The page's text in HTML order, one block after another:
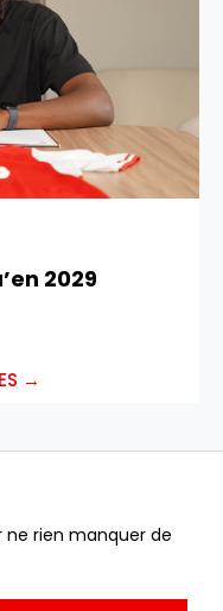
2029
→
ne rien manquer de